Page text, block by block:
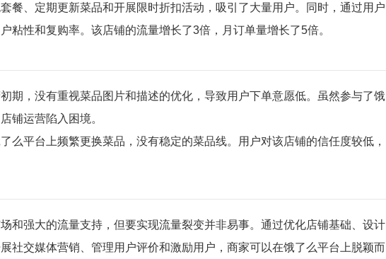
套餐、定期更新菜品和开展限时折扣活动，吸引了大量用户。同时，通过用户
粘性和复购率。该店铺的流量增长了3倍，月订单量增长了5倍。
初期，没有重视菜品图片和描述的优化，导致用户下单意愿低。虽然参与了饿
铺运营陷入困境。
了么平台上频繁更换菜品，没有稳定的菜品线。用户对该店铺的信任度较低，
和强大的流量支持，但要实现流量裂变并非易事。通过优化店铺基础、设计
社交媒体营销、管理用户评价和激励用户，商家可以在饿了么平台上脱颖而